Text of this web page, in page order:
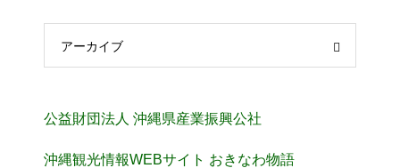
アーカイブ
公益財団法人 沖縄県産業振興公社
沖縄観光情報WEBサイト おきなわ物語